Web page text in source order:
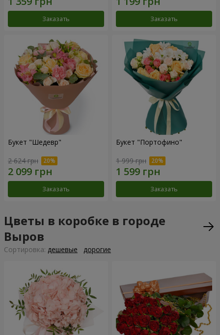
Заказать Заказать
Букет "Шедевр"
2 624 грн
Заказать
Букет "Портофино"
1 999 грн
Заказать
Цветы в коробке в городе
Выров
Cортировка: дешевые дорогие